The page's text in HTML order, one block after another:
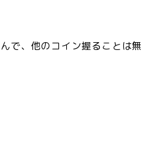
で、他のコイン握ることは無